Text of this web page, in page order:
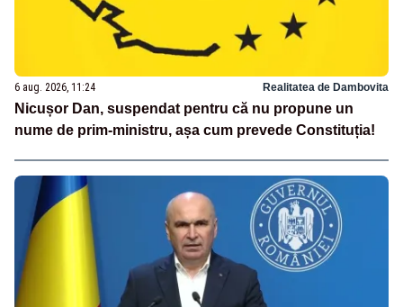
6 aug. 2026, 11:24 Realitatea de Dambovita
Nicușor Dan, suspendat pentru că nu propune un
nume de prim-ministru, așa cum prevede Constituția!